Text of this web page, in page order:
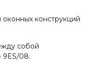
оконных конструкций
собой
9ES/08.